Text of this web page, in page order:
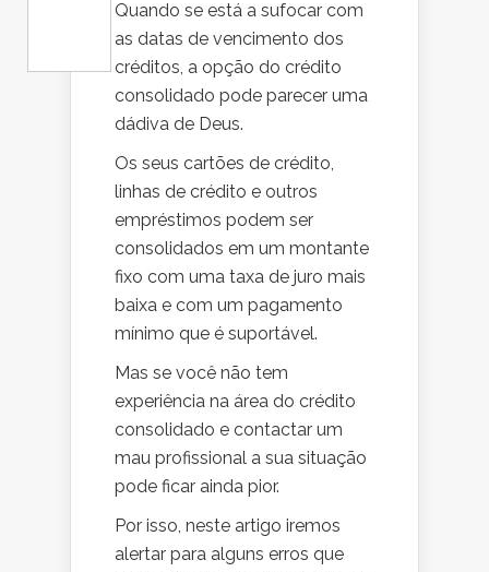
Quando se está a sufocar com
as datas de vencimento dos
créditos, a opção do crédito
consolidado pode parecer uma
dádiva de Deus.
Os seus cartões de crédito,
linhas de crédito e outros
empréstimos podem ser
consolidados em um montante
fixo com uma taxa de juro mais
baixa e com um pagamento
mínimo que é suportável.
Mas se você não tem
experiência na área do crédito
consolidado e contactar um
mau profissional a sua situação
pode ficar ainda pior.
Por isso, neste artigo iremos
alertar para alguns erros que